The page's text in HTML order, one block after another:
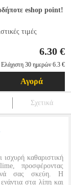
eshop point!
τιμές
6.30 €
Ελάχιστη 30 ημερών 6.3 €
Αγορά
Σχετικά
καθαριστική
προσφέροντας
σας σκεύη. Η
στα λίπη και